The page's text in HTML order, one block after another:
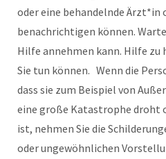
oder eine behandelnde
benachrichtigen können.
Hilfe annehmen kann. Hilfe zu
Sie tun können. Wenn die
dass sie zum Beispiel von
eine große Katastrophe droht
ist, nehmen Sie die
oder ungewöhnlichen